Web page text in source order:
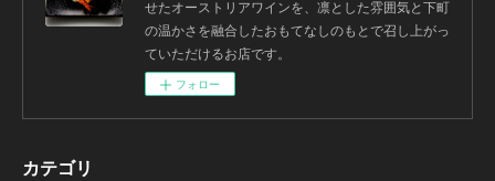
せたオーストリアワインを、凛とした雰囲気と下町
の温かさを融合したおもてなしのもとで召し上がっ
ていただけるお店です。
フォロー
カテゴリ